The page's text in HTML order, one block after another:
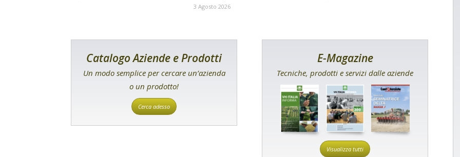
3 Agosto 2026
Catalogo Aziende e Prodotti
Un modo semplice per cercare un’azienda
o un prodotto!
Cerca adesso
E-Magazine
Tecniche, prodotti e servizi dalle aziende
Visualizza tutti